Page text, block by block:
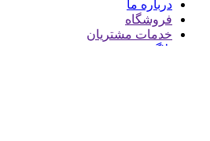
درباره ما
فروشگاه
خدمات مشتریان
بلاگ